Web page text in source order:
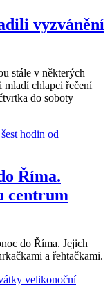
vyzvánění
stále v některých
mladí chlapci řečení
do soboty
Říma.
centrum
do Říma. Jejich
a řehtačkami.